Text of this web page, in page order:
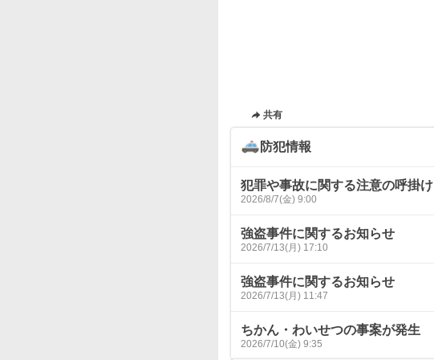
共有
防犯情報
犯罪や事故に関する注意の呼掛け
2026/8/7(金) 9:00
強盗事件に関するお知らせ
2026/7/13(月) 17:10
強盗事件に関するお知らせ
2026/7/13(月) 11:47
ちかん・わいせつの事案が発生
2026/7/10(金) 9:35